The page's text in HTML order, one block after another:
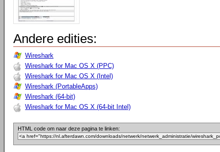
Andere edities:
Wireshark
Wireshark for Mac OS X (PPC)
Wireshark for Mac OS X (Intel)
Wireshark (PortableApps)
Wireshark (64-bit)
Wireshark for Mac OS X (64-bit Intel)
HTML code om naar deze pagina te linken: